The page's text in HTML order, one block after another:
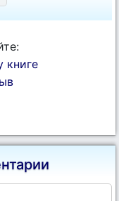
книге